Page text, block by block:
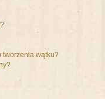
tworzenia wątku?